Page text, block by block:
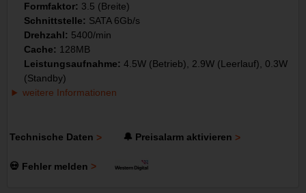
Formfaktor: 3.5 (Breite)
Schnittstelle: SATA 6Gb/s
Drehzahl: 5400/min
Cache: 128MB
Leistungsaufnahme: 4.5W (Betrieb), 2.9W (Leerlauf), 0.3W
(Standby)
weitere Informationen
Technische Daten 🔔 Preisalarm aktivieren
💀 Fehler melden